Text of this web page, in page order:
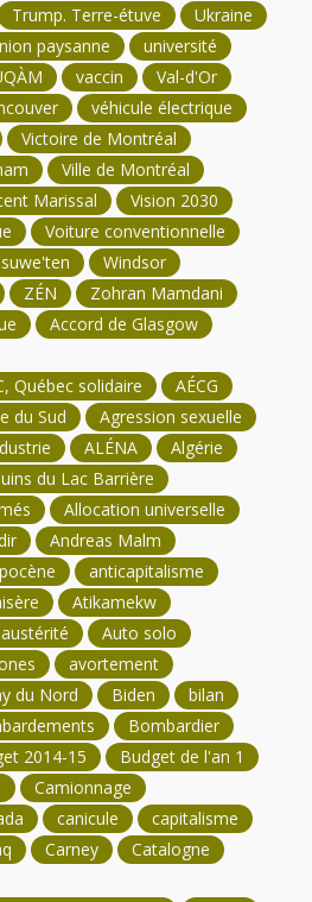
Trump. Terre-étuve
Ukraine
paysanne
université
vaccin
Val-d'Or
véhicule électrique
Victoire de Montréal
Ville de Montréal
Marissal
Vision 2030
Voiture conventionnelle
Windsor
ZÉN
Zohran Mamdani
Accord de Glasgow
Québec solidaire
AÉCG
du Sud
Agression sexuelle
ALÉNA
Algérie
du Lac Barrière
Allocation universelle
Andreas Malm
anticapitalisme
Atikamekw
austérité
Auto solo
avortement
du Nord Biden
bilan
Bombardier
2014-15
Budget de l'an 1
Camionnage
canicule
capitalisme
Carney
Catalogne